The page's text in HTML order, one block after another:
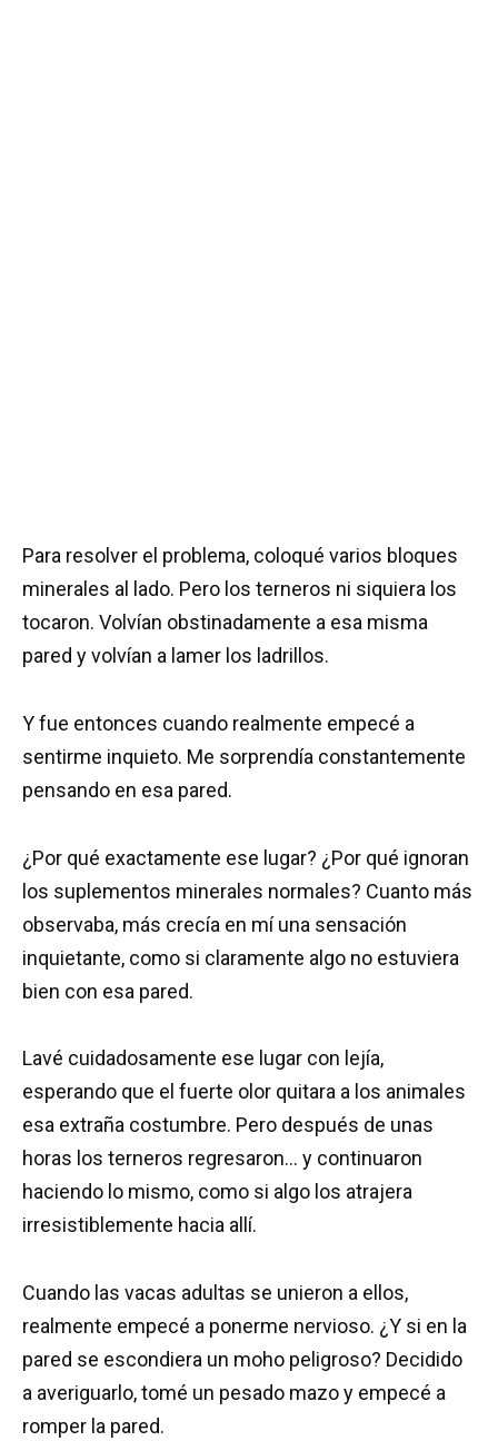
Para resolver el problema, coloqué varios bloques
minerales al lado. Pero los terneros ni siquiera los
tocaron. Volvían obstinadamente a esa misma
pared y volvían a lamer los ladrillos.
Y fue entonces cuando realmente empecé a
sentirme inquieto. Me sorprendía constantemente
pensando en esa pared.
¿Por qué exactamente ese lugar? ¿Por qué ignoran
los suplementos minerales normales? Cuanto más
observaba, más crecía en mí una sensación
inquietante, como si claramente algo no estuviera
bien con esa pared.
Lavé cuidadosamente ese lugar con lejía,
esperando que el fuerte olor quitara a los animales
esa extraña costumbre. Pero después de unas
horas los terneros regresaron… y continuaron
haciendo lo mismo, como si algo los atrajera
irresistiblemente hacia allí.
Cuando las vacas adultas se unieron a ellos,
realmente empecé a ponerme nervioso. ¿Y si en la
pared se escondiera un moho peligroso? Decidido
a averiguarlo, tomé un pesado mazo y empecé a
romper la pared.